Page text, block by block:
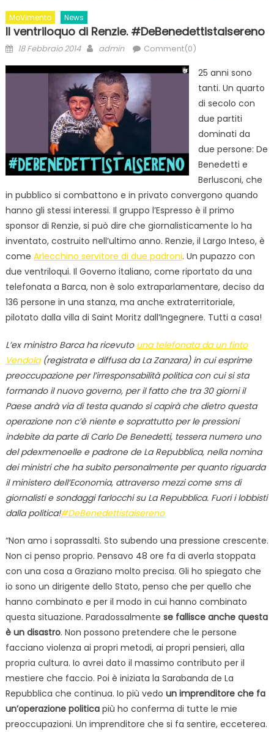
MoVimento News
Il ventriloquo di Renzie. #DeBenedettistaisereno
Posted
18 Febbraio 2014 Author
admin Comment(0)
25 anni sono
tanti. Un quarto
di secolo con
due partiti
dominati da
due persone: De
Benedetti e
Berlusconi, che
in pubblico si combattono e in privato convergono quando
hanno gli stessi interessi. Il gruppo l’Espresso è il primo
sponsor di Renzie, si può dire che giornalisticamente lo ha
inventato, costruito nell’ultimo anno. Renzie, il Largo Inteso, è
come Arlecchino servitore di due padroni. Un pupazzo con
due ventriloqui. Il Governo italiano, come riportato da una
telefonata a Barca, non è solo extraparlamentare, deciso da
136 persone in una stanza, ma anche extraterritoriale,
pilotato dalla villa di Saint Moritz dall’Ingegnere. Tutti a casa!
L’ex ministro Barca ha ricevuto una telefonata da un finto
Vendola(registrata e diffusa da La Zanzara) in cui esprime
preoccupazione per l’irresponsabilità politica con cui si sta
formando il nuovo governo, per il fatto che tra 30 giorni il
Paese andrà via di testa quando si capirà che dietro questa
operazione non c’è niente e soprattutto per le pressioni
indebite da parte di Carlo De Benedetti, tessera numero uno
del pdexmenoelle e padrone de La Repubblica, nella nomina
dei ministri che ha subito personalmente per quanto riguarda
il ministero dell’Economia, attraverso mezzi come sms di
giornalisti e sondaggi farlocchi su La Repubblica. Fuori i lobbisti
dalla politica!#DeBenedettistaisereno
“Non amo i soprassalti. Sto subendo una pressione crescente.
Non ci penso proprio. Pensavo 48 ore fa di averla stoppata
con una cosa a Graziano molto precisa. Gli ho spiegato che
io sono un dirigente dello Stato, penso che per quello che
hanno combinato e per il modo in cui hanno combinato
questa situazione. Paradossalmente se fallisce anche questa
è un disastro. Non possono pretendere che le persone
facciano violenza ai propri metodi, ai propri pensieri, alla
propria cultura. Io avrei dato il massimo contributo per il
mestiere che faccio. Poi è iniziata la Sarabanda de La
Repubblica che continua. Io più vedo un imprenditore che fa
un’operazione politicapiù ho conferma di tutte le mie
preoccupazioni. Un imprenditore che si fa sentire, ecceterea.